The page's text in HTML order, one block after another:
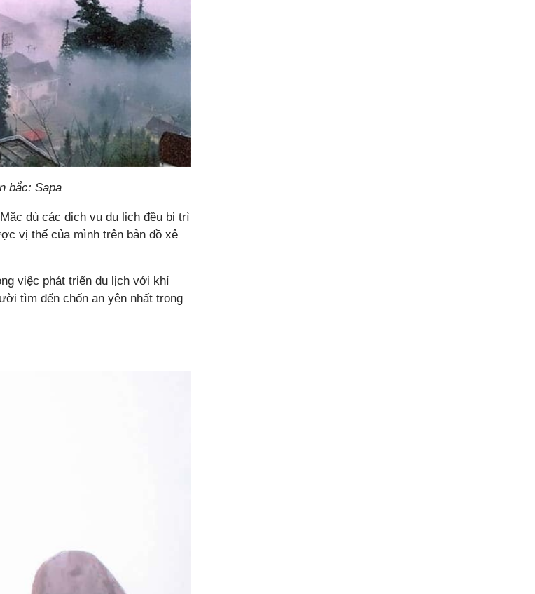
bắc: Sapa
dù các dịch vụ du lịch đều bị trì
vị thế của mình trên bản đồ xê
việc phát triển du lịch với khí
tìm đến chốn an yên nhất trong